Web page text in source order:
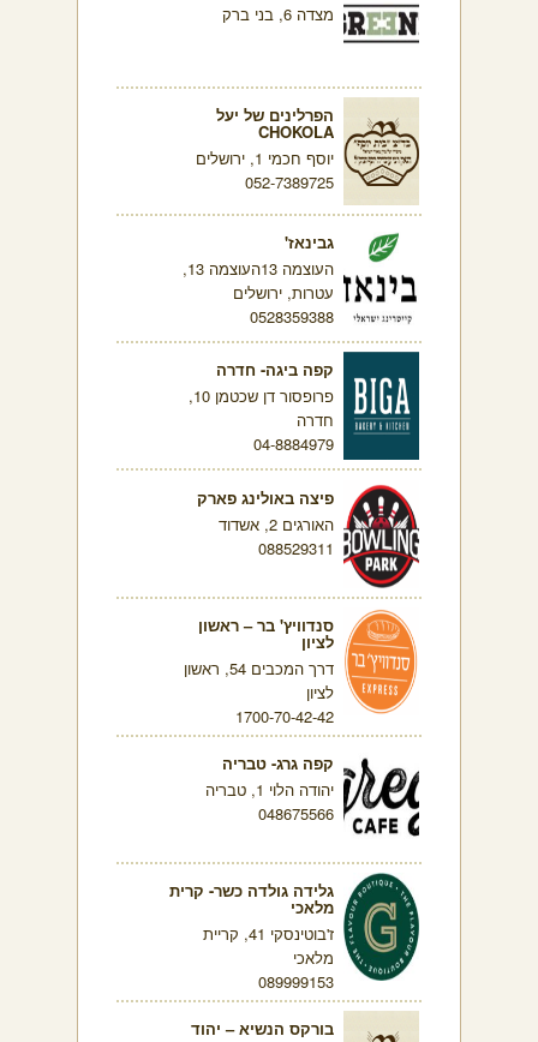
מצדה 6, בני ברק
הפרלינים של יעל
CHOKOLA
יוסף חכמי 1, ירושלים
052-7389725
גבינאז'
העוצמה 13העוצמה 13,
עטרות, ירושלים
0528359388
קפה ביגה- חדרה
פרופסור דן שכטמן 10,
חדרה
04-8884979
פיצה באולינג פארק
האורגים 2, אשדוד
088529311
סנדוויץ' בר – ראשון
לציון
דרך המכבים 54, ראשון
לציון
1700-70-42-42
קפה גרג- טבריה
יהודה הלוי 1, טבריה
048675566
גלידה גולדה כשר- קרית
מלאכי
ז'בוטינסקי 41, קריית
מלאכי
089999153
בורקס הנשיא – יהוד